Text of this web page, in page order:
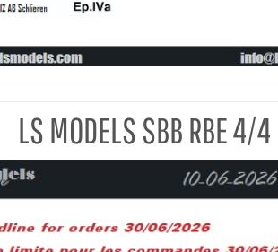
LS MODELS SBB RBE 4/4